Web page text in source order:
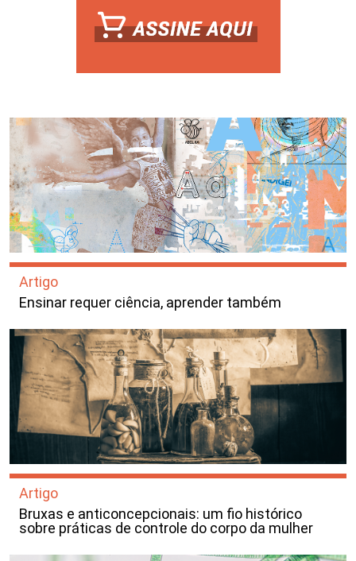
Artigo
Ensinar requer ciência, aprender também
Artigo
Bruxas e anticoncepcionais: um fio histórico
sobre práticas de controle do corpo da mulher